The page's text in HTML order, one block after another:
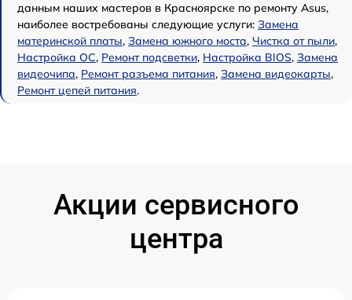
данным наших мастеров в Красноярске по ремонту Asus,
наиболее востребованы следующие услуги: Замена
материнской платы, Замена южного моста, Чистка от пыли,
Настройка ОС, Ремонт подсветки, Настройка BIOS, Замена
видеочипа, Ремонт разъема питания, Замена видеокарты,
Ремонт цепей питания.
Акции сервисного
центра